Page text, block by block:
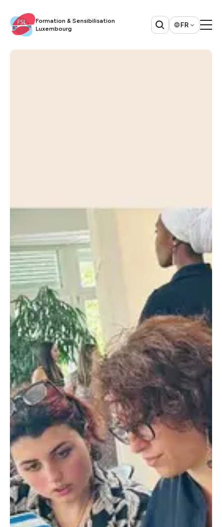
Formation & Sensibilisation
Luxembourg​​​​‌ ‍ ​‍​‍‌‍ ‌ ​‍‌‍‍‌‌‍‌ ‌‍‍‌‌‍ ‍​‍​‍​ ‍‍​‍​‍‌ ​ ‌‍​‌‌‍ ‍‌‍‍‌‌ ‌​‌ ‍‌​‍ ‍‌‍‍‌‌‍ ​‍​‍​‍ ​​‍​‍‌‍‍​‌ ​‍‌‍‌‌‌‍‌‍​‍​‍​ ‍‍​‍​‍​‍ ‌ ​ ‌ ‌​‌ ‌‌‌‍‌​‌‍‍‌‌‍ ​‍ ‌‍‍‌‌‍ ‍‌ ‌​‌‍‌‌‌‍ ‍‌ ‌​​‍ ‌‍‌‌‌‍‌​‌‍‍‌‌ ‌​​‍ ‌‍ ‌‌‍ ‌‍‌​‌‍‌‌​ ‌‌ ​​‌ ​‍‌‍‌‌‌ ​ ‌‍‌‌‌‍ ‍‌ ‌​‌‍​‌‌ ‌​‌‍‍‌‌‍ ‌‍ ‍​ ‍ ‌‍‍‌‌‍‌​​ ‌​ ​​‌‍​ ‌‍​‌​ ‌‍‌‍​‍​ ‌‌​ ​‍‌‍​ ​‍ ‌‌‍‌​​ ‌‍​ ​‌‌‍​‍​‍ ‌​ ‌​​ ‌‌‌‍‌‌​ ‌‍​‍ ‌​ ‍​​ ‌ ‌‍​‌​ ‌​​‍ ‌​ ‌‌‌‍‌‌​ ​ ​ ‌‍​ ‌​‌‍‌‌​ ‌‍​ ​​‌‍​‌​ ‌‍​ ​‍​ ​ ​ ‍ ‌ ‌​‌ ‍‌‌ ​​‌‍‌‌​ ‌‌ ​ ‌‍‍‌‌ ‌​‌‍‌‌‌‌​ ‌‍‌‌‌ ‌​‌ ‌​‌‍‍‌‌‍ ‍‌‍‌ ‌ ​ ​ ‍ ‌ ​​‌‍​‌‌ ‌​‌‍‍​​ ‌‌‍​‍‌ ​‍‌‍​‌‌‍ ‍‌‍‌​‌‍‍‌‌‍ ‍‌‍‌ ​‍ ‍‌‍​‍‌ ​‍‌‍​‌‌‍ ‍‌‍‌​‌​ ‍‌‍​‌‌‍ ‌‌‍‌‌​ ‌‍​‍‌‍​‌‌ ​ ‌‍‌‌‌‌‌‌‌ ​‍‌‍ ​​ ‌​‍‌‌​ ​‍‌​‌‍‌ ​ ‌ ‌​‌ ‌‌‌‍‌​‌‍‍‌‌‍ ​‍‌‍‌‍‍‌‌‍‌​​ ‌​ ​​‌‍​ ‌‍​‌​ ‌‍‌‍​‍​ ‌‌​ ​‍‌‍​ ​‍ ‌‌‍‌​​ ‌‍​ ​‌‌‍​‍​‍ ‌​ ‌​​ ‌‌‌‍‌‌​ ‌‍​‍ ‌​ ‍​​ ‌ ‌‍​‌​ ‌​​‍ ‌​ ‌‌‌‍‌‌​ ​ ​ ‌‍​ ‌​‌‍‌‌​ ‌‍​ ​​‌‍​‌​ ‌‍​ ​‍​ ​ ​‍‌‍‌ ‌​‌ ‍‌‌ ​​‌‍‌‌​ ‌‌ ​ ‌‍‍‌‌ ‌​‌‍‌‌‌‌​ ‌‍‌‌‌ ‌​‌ ‌​‌‍‍‌‌‍ ‍‌‍‌ ‌ ​ ​‍‌‍‌ ​​‌‍​‌‌ ‌​‌‍‍​​ ‌‌‍​‍‌ ​‍‌‍​‌‌‍ ‍‌‍‌​‌‍‍‌‌‍ ‍‌‍‌ ​‍ ‍‌‍​‍‌ ​‍‌‍​‌‌‍ ‍‌‍‌​‌​ ‍‌‍​‌‌‍ ‌‌‍‌‌​‍‌‍‌ ​​‌‍‌‌‌ ​‍‌ ​ ‌ ​​‌‍‌‌‌‍​ ‌ ‌​‌‍‍‌‌ ‌‍‌‍‌‌​ ‌‌ ​​‌ ‌‌‌‍​‍‌‍ ​‌‍‍‌‌ ​ ‌‍‍​‌‍‌‌‌‍‌​​‍​‍‌ ‌
FR